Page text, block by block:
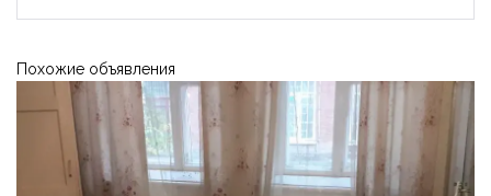
Похожие объявления